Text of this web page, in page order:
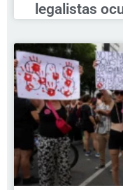
legalistas